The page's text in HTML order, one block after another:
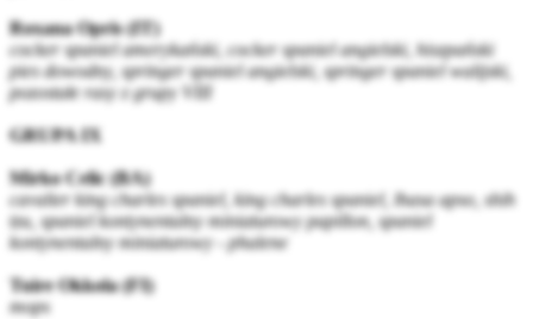
Roxana Opris (IT)
cocker spaniel amerykański, cocker spaniel angielski, hiszpański
pies dowodny, springer spaniel angielski, springer spaniel walijski,
pozostałe rasy z grupy VIII
GRUPA IX
Mirko Celic (BA)
cavalier king charles spaniel, king charles spaniel, lhasa apso, shih
tzu, spaniel kontynentalny miniaturowy papillon, spaniel
kontynentalny miniaturowy - phalene
Tuire Okkola (FI)
mops